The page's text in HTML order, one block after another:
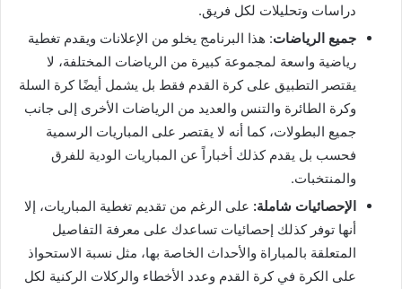
دراسات وتحليلات لكل فريق.
جميع الرياضات: هذا البرنامج يخلو من الإعلانات ويقدم تغطية
رياضية واسعة لمجموعة كبيرة من الرياضات المختلفة، لا
يقتصر التطبيق على كرة القدم فقط بل يشمل أيضًا كرة السلة
وكرة الطائرة والتنس والعديد من الرياضات الأخرى إلى جانب
جميع البطولات، كما أنه لا يقتصر على المباريات الرسمية
فحسب بل يقدم كذلك أخباراً عن المباريات الودية للفرق
والمنتخبات.
الإحصائيات شاملة: على الرغم من تقديم تغطية المباريات، إلا
أنها توفر كذلك إحصائيات تساعدك على معرفة التفاصيل
المتعلقة بالمباراة والأحداث الخاصة بها، مثل نسبة الاستحواذ
على الكرة في كرة القدم وعدد الأخطاء والركلات الركنية لكل